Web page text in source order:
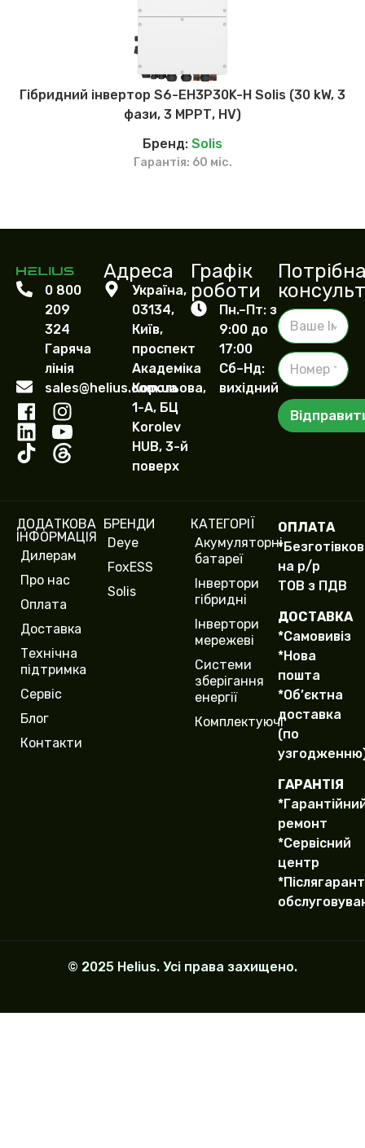
Гібридний інвертор S6-ЕН3P30K-H Solis (30 kW, 3
фази, 3 МРРТ, HV)
Бренд: Solis
Гарантія: 60 міс.
0 800
209
324
Гаряча
лінія
sales@helius.com.ua
Адреса
Україна,
03134,
Київ,
проспект
Академіка
Корольова,
1-А, БЦ
Korolev
HUB, 3-й
поверх
Графік
роботи
Пн.–Пт: з
9:00 до
17:00
Сб–Нд:
вихідний
В
а
ш
е
І
м
'
я
Н
о
м
е
р
ф
н
у
c
o
y
)
ДОДАТКОВА
ІНФОРМАЦІЯ
Дилерам
Про нас
Оплата
Доставка
Технічна
підтримка
Сервіс
Блог
Контакти
БРЕНДИ
Deye
FoxESS
Solis
КАТЕГОРІЇ
Акумуляторні
батареї
Інвертори
гібридні
Інвертори
мережеві
Системи
зберігання
енергії
Комплектуючі
ОПЛАТА
на р/р
ТОВ з ПДВ
ДОСТАВКА
*Самовивіз
*Нова
пошта
*Об’єктна
доставка
(по
ГАРАНТІЯ
ремонт
*Сервісний
центр
© 2025 Helius. Усі права захищено.